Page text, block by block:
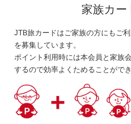
家族カー
JTB旅カードはご家族の方にもご
を募集しています。
ポイント利用時には本会員と家族
するので効率よくためることがで